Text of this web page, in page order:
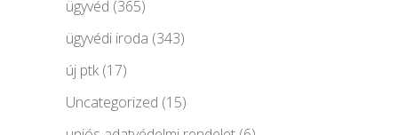
ügyvéd (365)
ügyvédi iroda (343)
új ptk(17)
Uncategorized (15)